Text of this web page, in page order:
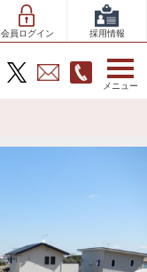
会員ログイン 採用情報
メニュー